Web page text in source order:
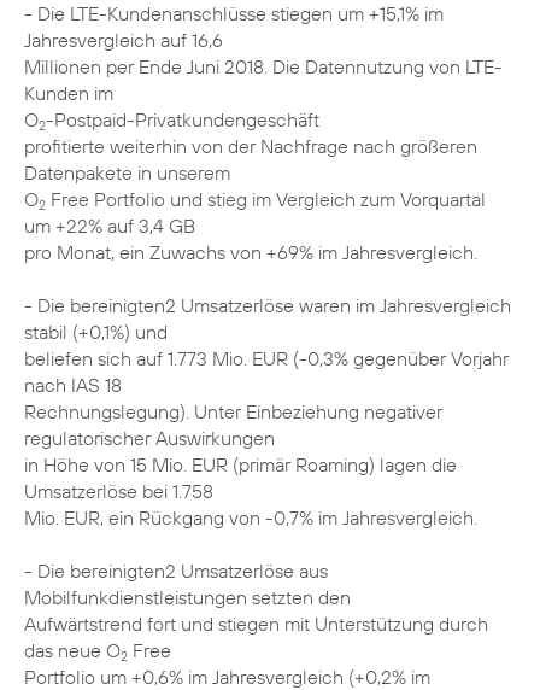
- Die LTE-Kundenanschlüsse stiegen um +15,1% im
Jahresvergleich auf 16,6
Millionen per Ende Juni 2018. Die Datennutzung von LTE-
Kunden im
O2-Postpaid-Privatkundengeschäft
profitierte weiterhin von der Nachfrage nach größeren
Datenpakete in unserem
O2 Free Portfolio und stieg im Vergleich zum Vorquartal
um +22% auf 3,4 GB
pro Monat, ein Zuwachs von +69% im Jahresvergleich.
- Die bereinigten2 Umsatzerlöse waren im Jahresvergleich
stabil (+0,1%) und
beliefen sich auf 1.773 Mio. EUR (-0,3% gegenüber Vorjahr
nach IAS 18
Rechnungslegung). Unter Einbeziehung negativer
regulatorischer Auswirkungen
in Höhe von 15 Mio. EUR (primär Roaming) lagen die
Umsatzerlöse bei 1.758
Mio. EUR, ein Rückgang von -0,7% im Jahresvergleich.
- Die bereinigten2 Umsatzerlöse aus
Mobilfunkdienstleistungen setzten den
Aufwärtstrend fort und stiegen mit Unterstützung durch
das neue O2 Free
Portfolio um +0,6% im Jahresvergleich (+0,2% im